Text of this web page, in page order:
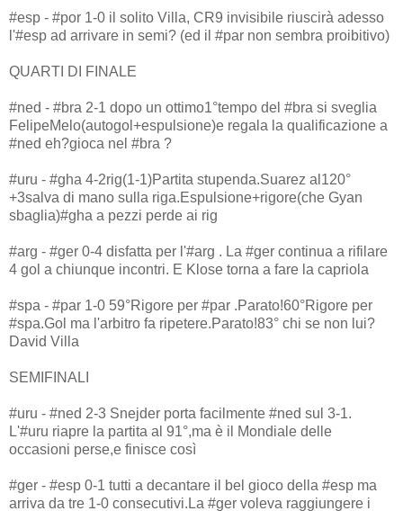
#esp - #por 1-0 il solito Villa, CR9 invisibile riuscirà adesso
l'#esp ad arrivare in semi? (ed il #par non sembra proibitivo)
QUARTI DI FINALE
#ned - #bra 2-1 dopo un ottimo1°tempo del #bra si sveglia
FelipeMelo(autogol+espulsione)e regala la qualificazione a
#ned eh?gioca nel #bra ?
#uru - #gha 4-2rig(1-1)Partita stupenda.Suarez al120°
+3salva di mano sulla riga.Espulsione+rigore(che Gyan
sbaglia)#gha a pezzi perde ai rig
#arg - #ger 0-4 disfatta per l'#arg . La #ger continua a rifilare
4 gol a chiunque incontri. E Klose torna a fare la capriola
#spa - #par 1-0 59°Rigore per #par .Parato!60°Rigore per
#spa.Gol ma l'arbitro fa ripetere.Parato!83° chi se non lui?
David Villa
SEMIFINALI
#uru - #ned 2-3 Snejder porta facilmente #ned sul 3-1.
L'#uru riapre la partita al 91°,ma è il Mondiale delle
occasioni perse,e finisce così
#ger - #esp 0-1 tutti a decantare il bel gioco della #esp ma
arriva da tre 1-0 consecutivi.La #ger voleva raggiungere i